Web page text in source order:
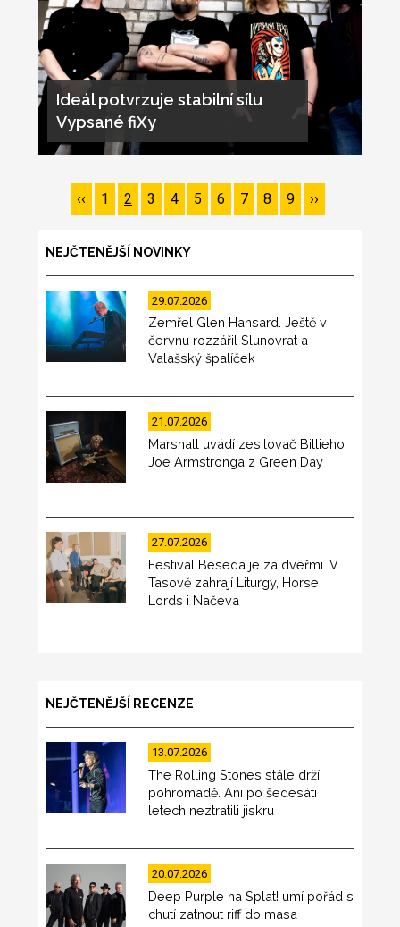
Ideál potvrzuje stabilní sílu
Vypsané fiXy
Pagination
Předchozí
stránka
‹‹ Page
1 Page
2 Page
3 Page
4 Page
5 Page
6 Page
7 Page
8 Page
9
Následující
stránka
››
NEJČTENĚJŠÍ NOVINKY
29.07.2026
Zemřel Glen Hansard. Ještě v
červnu rozzářil Slunovrat a
Valašský špalíček
21.07.2026
Marshall uvádí zesilovač Billieho
Joe Armstronga z Green Day
27.07.2026
Festival Beseda je za dveřmi. V
Tasově zahrají Liturgy, Horse
Lords i Načeva
NEJČTENĚJŠÍ RECENZE
13.07.2026
The Rolling Stones stále drží
pohromadě. Ani po šedesáti
letech neztratili jiskru
20.07.2026
Deep Purple na Splat! umí pořád s
chutí zatnout riff do masa